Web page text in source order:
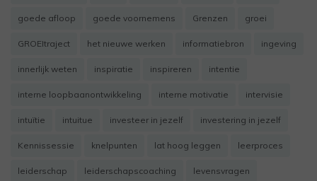
goede afloop goede voornemens Grenzen groei
GROEItraject het nieuwe werken informatiebron ingeving
innerlijk weten inspiratie inspireren intentie
interne loopbaanontwikkeling interne motivatie intervisie
intuïtie intuitue investeer in jezelf investering in jezelf
Kennissessie knelpunten lat hoog leggen leerproces
leiderschap leiderschapscoaching levensvragen